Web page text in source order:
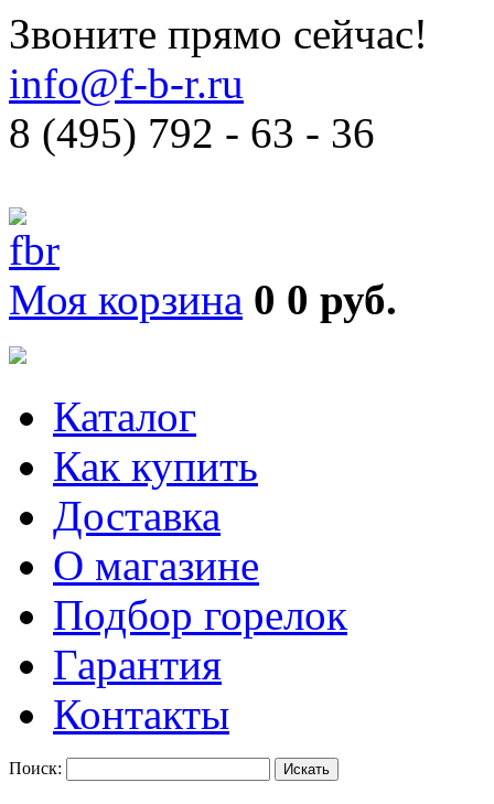
Звоните прямо сейчас!
info@f-b-r.ru
8 (495) 792 - 63 - 36
Моя корзина 0 0 руб.
Каталог
Как купить
Доставка
О магазине
Подбор горелок
Гарантия
Контакты
Поиск: